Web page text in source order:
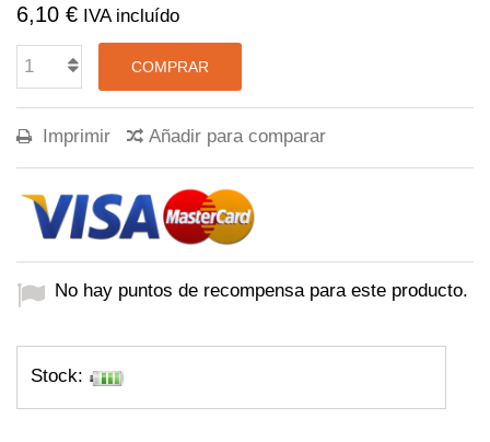
6,10 € IVA incluído
COMPRAR
Imprimir Añadir para comparar
No hay puntos de recompensa para este producto.
Stock: